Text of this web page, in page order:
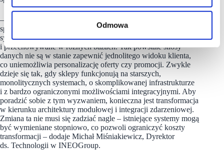
Odmowa
– W zależności od potrzeb korzystamy z różnych kanałów
sprzedażowych. Jeśli każdy z nich funkcjonuje na innym
systemie, informacje o naszej historii zakupowej są gromadzone
i przechowywane w różnych bazach. Tak powstałe silosy
danych nie są w stanie zapewnić jednolitego widoku klienta,
co uniemożliwia personalizację oferty czy promocji. Zwykle
dzieje się tak, gdy sklepy funkcjonują na starszych,
monolitycznych systemach, o skomplikowanej infrastrukturze
i z bardzo ograniczonymi możliwościami integracyjnymi. Aby
poradzić sobie z tym wyzwaniem, konieczna jest transformacja
w kierunku architektury modułowej i integracji zdarzeniowej.
Zmiana ta nie musi się zadziać nagle – istniejące systemy mogą
być wymieniane stopniowo, co pozwoli ograniczyć koszty
transformacji – dodaje Michał Miśniakiewicz, Dyrektor
ds. Technologii w INEOGroup.